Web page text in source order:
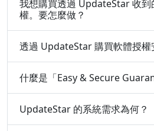
我想購買透過 UpdateStar 收到
權。要怎麼做？
透過 UpdateStar 購買軟體授權
什麼是「Easy & Secure
UpdateStar 的系統需求為何？